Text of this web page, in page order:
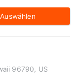
Auswählen
96790, US